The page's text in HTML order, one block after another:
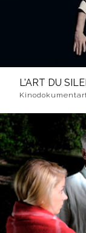
L'ART DU